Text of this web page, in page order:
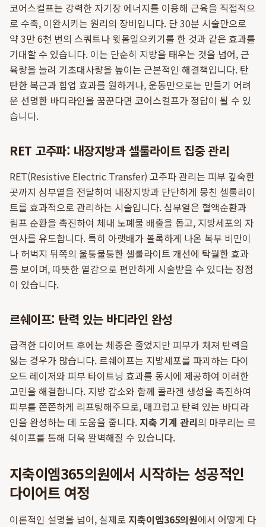
코어스컬프는 강력한 자기장 에너지를 이용해 근육을 직접적으
로 수축, 이완시키는 원리의 장비입니다. 단 30분 시술만으로
약 3만 6천 번의 스쿼트나 윗몸일으키기를 한 것과 같은 효과를
기대할 수 있습니다. 이는 단순히 지방을 태우는 것을 넘어, 근
육량을 늘려 기초대사량을 높이는 근본적인 해결책입니다. 탄
탄한 복근과 힙업 효과를 원하거나, 운동만으로는 만들기 어려
운 선명한 바디라인을 꿈꾼다면 코어스컬프가 정답이 될 수 있
습니다.
RET 고주파: 내장지방과 셀룰라이트 집중 관리
RET(Resistive Electric Transfer) 고주파 관리는 피부 깊숙한
곳까지 심부열을 전달하여 내장지방과 단단하게 뭉친 셀룰라이
트를 효과적으로 관리하는 시술입니다. 심부열은 혈액순환과
림프 순환을 촉진하여 체내 노폐물 배출을 돕고, 지방세포의 자
연사를 유도합니다. 특히 아랫배가 볼록하게 나온 복부 비만이
나 허벅지 뒤쪽의 울퉁불퉁한 셀룰라이트 개선에 탁월한 효과
를 보이며, 따뜻한 열감으로 편안하게 시술받을 수 있다는 장점
이 있습니다.
르쉐이프: 탄력 있는 바디라인 완성
급격한 다이어트 후에는 체중은 줄었지만 피부가 처져 탄력을
잃는 경우가 많습니다. 르쉐이프는 지방세포를 파괴하는 다이
오드 레이저와 피부 타이트닝 효과를 동시에 제공하여 이러한
고민을 해결합니다. 지방 감소와 함께 콜라겐 생성을 촉진하여
피부를 쫀쫀하게 리프팅해주므로, 매끄럽고 탄력 있는 바디라
인을 완성하는 데 도움을 줍니다. 지축 기계 관리의 마무리는 르
쉐이프를 통해 더욱 완벽해질 수 있습니다.
지축이엠365의원에서 시작하는 성공적인
다이어트 여정
이론적인 설명을 넘어, 실제로 지축이엠365의원에서 어떻게 다